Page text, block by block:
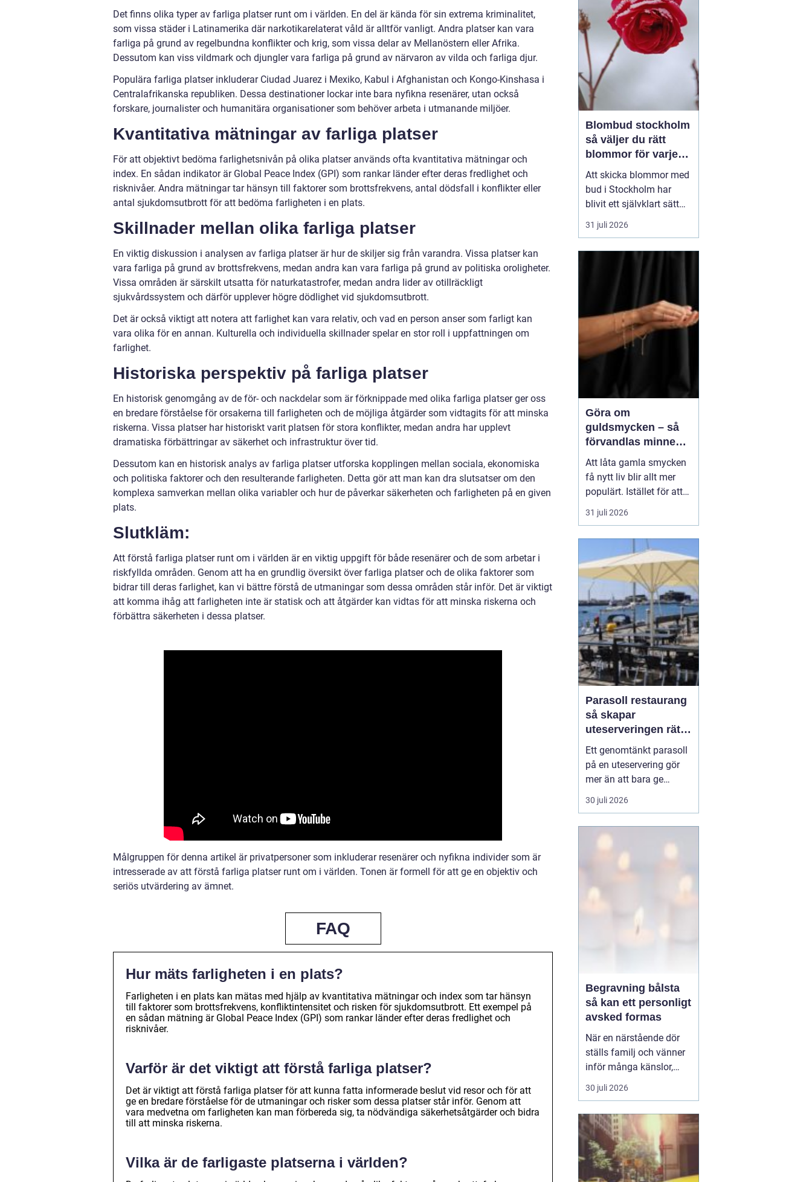
Det finns olika typer av farliga platser runt om i världen. En del är kända för sin extrema kriminalitet,
som vissa städer i Latinamerika där narkotikarelaterat våld är alltför vanligt. Andra platser kan vara
farliga på grund av regelbundna konflikter och krig, som vissa delar av Mellanöstern eller Afrika.
Dessutom kan viss vildmark och djungler vara farliga på grund av närvaron av vilda och farliga djur.
Populära farliga platser inkluderar Ciudad Juarez i Mexiko, Kabul i Afghanistan och Kongo-Kinshasa i
Centralafrikanska republiken. Dessa destinationer lockar inte bara nyfikna resenärer, utan också
forskare, journalister och humanitära organisationer som behöver arbeta i utmanande miljöer.
Kvantitativa mätningar av farliga platser
För att objektivt bedöma farlighetsnivån på olika platser används ofta kvantitativa mätningar och
index. En sådan indikator är Global Peace Index (GPI) som rankar länder efter deras fredlighet och
risknivåer. Andra mätningar tar hänsyn till faktorer som brottsfrekvens, antal dödsfall i konflikter eller
antal sjukdomsutbrott för att bedöma farligheten i en plats.
Skillnader mellan olika farliga platser
En viktig diskussion i analysen av farliga platser är hur de skiljer sig från varandra. Vissa platser kan
vara farliga på grund av brottsfrekvens, medan andra kan vara farliga på grund av politiska oroligheter.
Vissa områden är särskilt utsatta för naturkatastrofer, medan andra lider av otillräckligt
sjukvårdssystem och därför upplever högre dödlighet vid sjukdomsutbrott.
Det är också viktigt att notera att farlighet kan vara relativ, och vad en person anser som farligt kan
vara olika för en annan. Kulturella och individuella skillnader spelar en stor roll i uppfattningen om
farlighet.
Historiska perspektiv på farliga platser
En historisk genomgång av de för- och nackdelar som är förknippade med olika farliga platser ger oss
en bredare förståelse för orsakerna till farligheten och de möjliga åtgärder som vidtagits för att minska
riskerna. Vissa platser har historiskt varit platsen för stora konflikter, medan andra har upplevt
dramatiska förbättringar av säkerhet och infrastruktur över tid.
Dessutom kan en historisk analys av farliga platser utforska kopplingen mellan sociala, ekonomiska
och politiska faktorer och den resulterande farligheten. Detta gör att man kan dra slutsatser om den
komplexa samverkan mellan olika variabler och hur de påverkar säkerheten och farligheten på en given
plats.
Slutkläm:
Att förstå farliga platser runt om i världen är en viktig uppgift för både resenärer och de som arbetar i
riskfyllda områden. Genom att ha en grundlig översikt över farliga platser och de olika faktorer som
bidrar till deras farlighet, kan vi bättre förstå de utmaningar som dessa områden står inför. Det är viktigt
att komma ihåg att farligheten inte är statisk och att åtgärder kan vidtas för att minska riskerna och
förbättra säkerheten i dessa platser.
Målgruppen för denna artikel är privatpersoner som inkluderar resenärer och nyfikna individer som är
intresserade av att förstå farliga platser runt om i världen. Tonen är formell för att ge en objektiv och
seriös utvärdering av ämnet.
FAQ
Hur mäts farligheten i en plats?
Farligheten i en plats kan mätas med hjälp av kvantitativa mätningar och index som tar hänsyn
till faktorer som brottsfrekvens, konfliktintensitet och risken för sjukdomsutbrott. Ett exempel på
en sådan mätning är Global Peace Index (GPI) som rankar länder efter deras fredlighet och
risknivåer.
Varför är det viktigt att förstå farliga platser?
Det är viktigt att förstå farliga platser för att kunna fatta informerade beslut vid resor och för att
ge en bredare förståelse för de utmaningar och risker som dessa platser står inför. Genom att
vara medvetna om farligheten kan man förbereda sig, ta nödvändiga säkerhetsåtgärder och bidra
till att minska riskerna.
Vilka är de farligaste platserna i världen?
Blombud stockholm
så väljer du rätt
blommor för varje
tillfälle
Att skicka blommor med
bud i Stockholm har
blivit ett självklart sätt
att visa omtanke, fira
stora händelser eller
svårt att formulera i ord.
sekunder, oavsett om
mottagaren befinner sig
på konto...
31 juli 2026
Göra om
guldsmycken – så
förvandlas minnen
till nya favoriter
Att låta gamla smycken
få nytt liv blir allt mer
populärt. Istället för att
låta arvegods ligga i en
låda kan de formas om
passar stilen i dag och
bär med sig historien.
N&au...
31 juli 2026
Parasoll restaurang
så skapar
uteserveringen rätt
känsla året runt
Ett genomtänkt parasoll
på en uteservering gör
mer än att bara ge
skugga. Det påverkar hur
länge gästerna stannar,
och om de väljer att
komma tillbaka. När
kraven på komfort,
30 juli 2026
Begravning bålsta
så kan ett personligt
avsked formas
När en närstående dör
ställs familj och vänner
inför många känslor,
men också praktiska
beslut.
ceremoni i någon av
Håbo församlings kyrkor
eller ka...
30 juli 2026